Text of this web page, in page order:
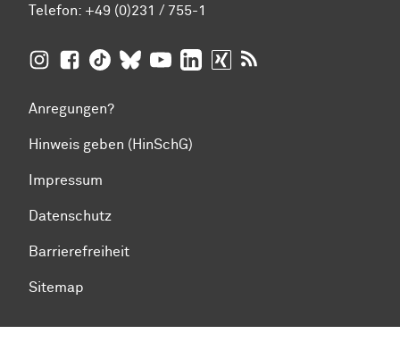
Telefon: +49 (0)231 / 755-1
TU Dortmund auf Insta­gram
TU Dortmund auf Facebook
TU Dortmund auf TikTok
TU Dortmund auf BlueSky
TU Dortmund auf YouTube
TU Dortmund auf LinkedIn
TU Dortmund auf XING
Anregungen?
Hinweis geben (HinSchG)
Impressum
Datenschutz
Barrierefreiheit
Sitemap